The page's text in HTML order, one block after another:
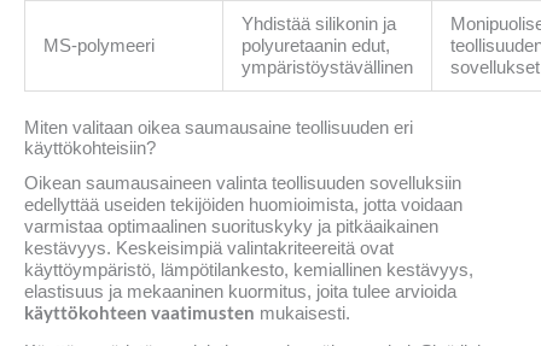
MS-polymeeri
Yhdistää silikonin ja
polyuretaanin edut,
ympäristöystävällinen
sovellukset
Miten valitaan oikea saumausaine teollisuuden eri
käyttökohteisiin?
Oikean saumausaineen valinta teollisuuden sovelluksiin
edellyttää useiden tekijöiden huomioimista, jotta voidaan
varmistaa optimaalinen suorituskyky ja pitkäaikainen
kestävyys. Keskeisimpiä valintakriteereitä ovat
käyttöympäristö, lämpötilankesto, kemiallinen kestävyys,
elastisuus ja mekaaninen kuormitus, joita tulee arvioida
käyttökohteen vaatimusten mukaisesti.